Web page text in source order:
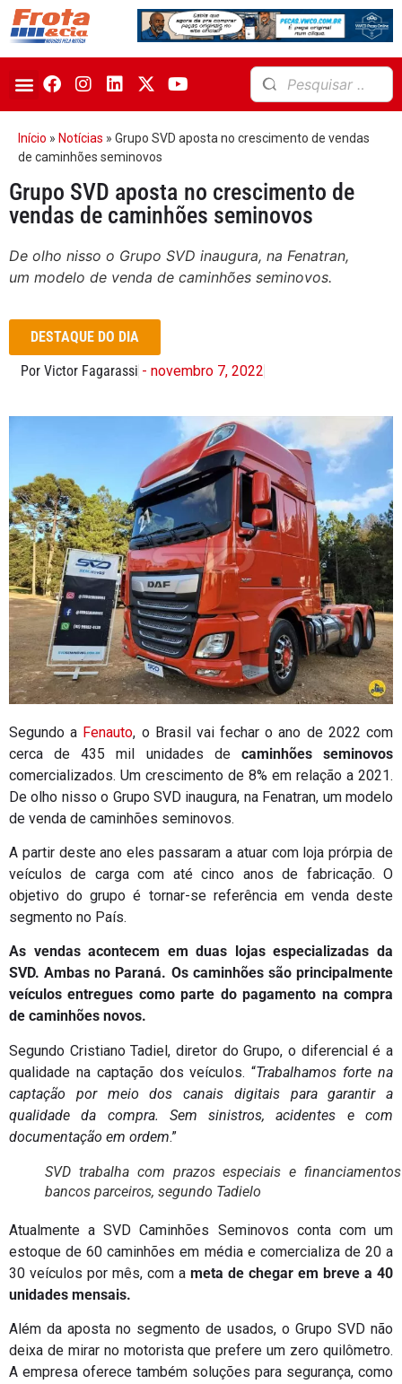
Início » Notícias » Grupo SVD aposta no crescimento de vendas
de caminhões seminovos
Grupo SVD aposta no crescimento de
vendas de caminhões seminovos
De olho nisso o Grupo SVD inaugura, na Fenatran,
um modelo de venda de caminhões seminovos.
DESTAQUE DO DIA
Por Victor Fagarassi - novembro 7, 2022
Segundo a Fenauto, o Brasil vai fechar o ano de 2022 com
cerca de 435 mil unidades de caminhões seminovos
comercializados. Um crescimento de 8% em relação a 2021.
De olho nisso o Grupo SVD inaugura, na Fenatran, um modelo
de venda de caminhões seminovos.
A partir deste ano eles passaram a atuar com loja prórpia de
veículos de carga com até cinco anos de fabricação. O
objetivo do grupo é tornar-se referência em venda deste
segmento no País.
As vendas acontecem em duas lojas especializadas da
SVD. Ambas no Paraná. Os caminhões são principalmente
veículos entregues como parte do pagamento na compra
de caminhões novos.
Segundo Cristiano Tadiel, diretor do Grupo, o diferencial é a
qualidade na captação dos veículos. “Trabalhamos forte na
captação por meio dos canais digitais para garantir a
qualidade da compra. Sem sinistros, acidentes e com
documentação em ordem.”
SVD trabalha com prazos especiais e
bancos parceiros, segundo Tadielo
Atualmente a SVD Caminhões Seminovos conta com um
estoque de 60 caminhões em média e comercializa de 20 a
30 veículos por mês, com a meta de chegar em breve a 40
unidades mensais.
Além da aposta no segmento de usados, o Grupo SVD não
deixa de mirar no motorista que prefere um zero quilômetro.
A empresa oferece também soluções para segurança, como